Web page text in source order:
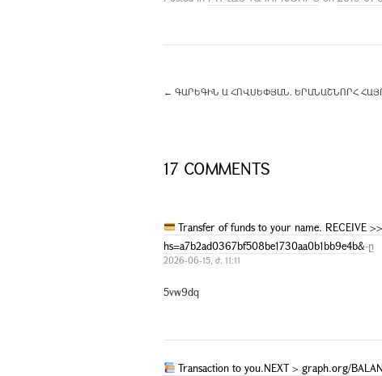
← ԳԱՐԵԳԻՆ Ա ՀՈՎՍԵՓՅԱՆ. ԵՐԱՆԱՇՆՈՐՀ
17 COMMENTS
Transfer of funds to your name. RECEIVE
hs=a7b2ad0367bf508be1730aa0b1bb9e4b&-ը
2026-06-15, ժ. 11:11
5vw9dq
Transaction to you.NEXT > graph.org/